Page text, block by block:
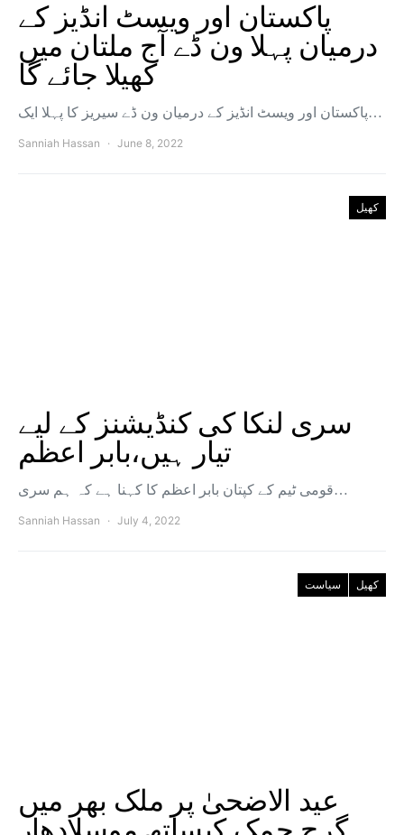
پاکستان اور ویسٹ انڈیز کے
درمیان پہلا ون ڈے آج ملتان میں
کھیلا جائے گا
پاکستان اور ویسٹ انڈیز کے درمیان ون ڈے سیریز کا پہلا ایک…
Sanniah Hassan June 8, 2022
کھیل
سری لنکا کی کنڈیشنز کے لیے
تیار ہیں،بابر اعظم
قومی ٹیم کے کپتان بابر اعظم کا کہنا ہے کہ ہم سری…
Sanniah Hassan July 4, 2022
سیاست کھیل
عید الاضحیٰ پر ملک بھر میں